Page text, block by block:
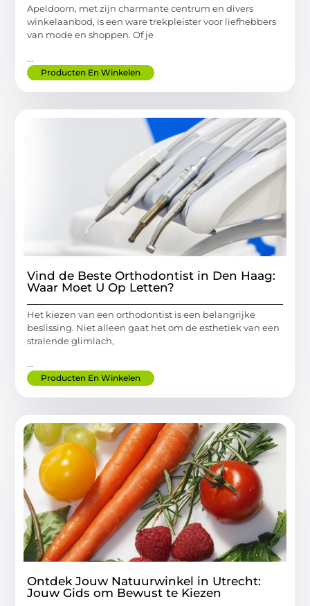
Apeldoorn, met zijn charmante centrum en divers
winkelaanbod, is een ware trekpleister voor liefhebbers
van mode en shoppen. Of je
...
Producten En Winkelen
Vind de Beste Orthodontist in Den Haag:
Waar Moet U Op Letten?
Het kiezen van een orthodontist is een belangrijke
beslissing. Niet alleen gaat het om de esthetiek van een
stralende glimlach,
...
Producten En Winkelen
Ontdek Jouw Natuurwinkel in Utrecht:
Jouw Gids om Bewust te Kiezen